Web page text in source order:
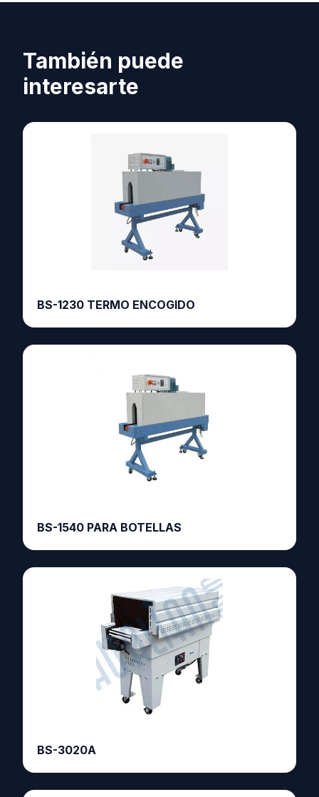
También puede
interesarte
BS-1230 TERMO ENCOGIDO
BS-1540 PARA BOTELLAS
BS-3020A